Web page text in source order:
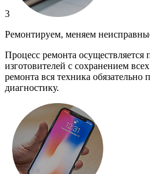
3
Ремонтируем, меняем
Процесс ремонта осуществляется
изготовителей с сохранением
ремонта вся техника обязательно
диагностику.